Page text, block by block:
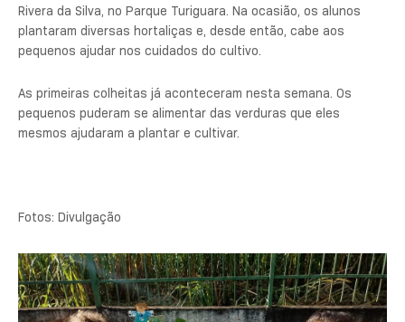
Rivera da Silva, no Parque Turiguara. Na ocasião, os alunos
plantaram diversas hortaliças e, desde então, cabe aos
pequenos ajudar nos cuidados do cultivo.
As primeiras colheitas já aconteceram nesta semana. Os
pequenos puderam se alimentar das verduras que eles
mesmos ajudaram a plantar e cultivar.
Fotos: Divulgação